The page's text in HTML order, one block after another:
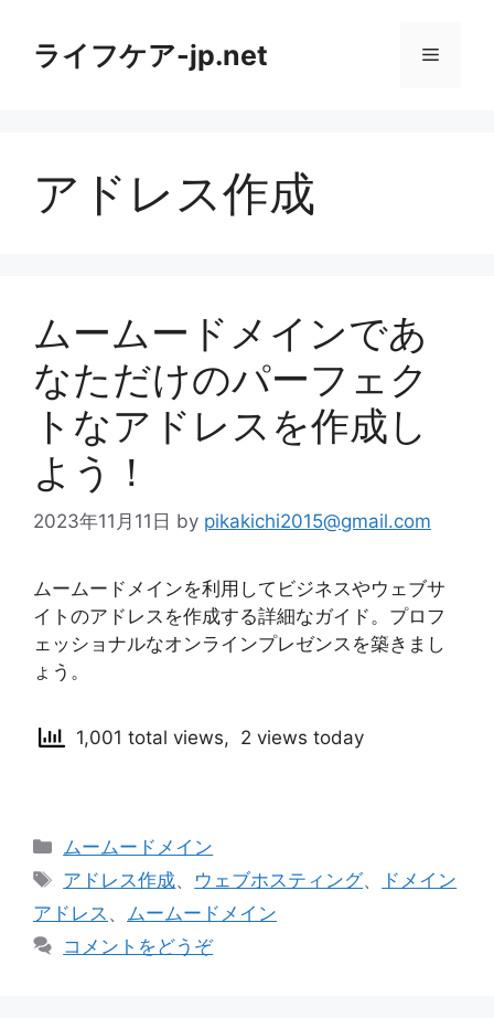
ライフケア-jp.net メ
アドレス作成
ムームードメインであ
なただけのパーフェク
トなアドレスを作成し
よう！
2023年11月11日 by pikakichi2015@gmail.com
ムームードメインを利用してビジネスやウェブサ
イトのアドレスを作成する詳細なガイド。プロフ
ェッショナルなオンラインプレゼンスを築きまし
ょう。
1,001 total views, 2 views today
カ
テ
リ
ー
ムームードメイン
タ
グ
アドレス作成、 ウェブホスティング、
ドメイン
アドレス 、 ムームードメイン
コメントをどうぞ